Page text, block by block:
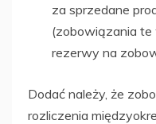
za sprzedane
(zobowiązania te
rezerwy na
Dodać należy, że
rozliczenia